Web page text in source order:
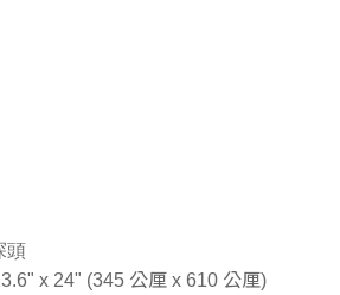
頭
x 24" (345 公厘 x 610 公厘)